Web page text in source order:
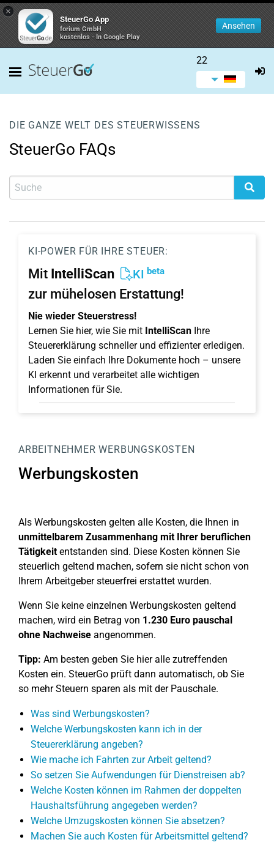
×
SteuerGo App
forium GmbH
kostenlos - In Google Play
Ansehen
22
DIE GANZE WELT DES STEUERWISSENS
SteuerGo FAQs
KI-POWER FÜR IHRE STEUER:
Mit IntelliScan KI beta
zur mühelosen Erstattung!
Nie wieder Steuerstress!
Lernen Sie hier, wie Sie mit IntelliScan Ihre
Steuererklärung schneller und effizienter erledigen.
Laden Sie einfach Ihre Dokumente hoch – unsere
KI erkennt und verarbeitet alle wichtigen
Informationen für Sie.
ARBEITNEHMER WERBUNGSKOSTEN
Werbungskosten
Als Werbungskosten gelten alle Kosten, die Ihnen in
unmittelbarem Zusammenhang mit Ihrer beruflichen
Tätigkeitentstanden sind. Diese Kosten können Sie
steuerlich geltend machen, sofern sie nicht schon von
Ihrem Arbeitgeber steuerfrei erstattet wurden.
Wenn Sie keine einzelnen Werbungskosten geltend
machen, wird ein Betrag von 1.230 Euro pauschal
ohne Nachweise angenommen.
Tipp: Am besten geben Sie hier alle zutreffenden
Kosten ein. SteuerGo prüft dann automatisch, ob Sie
so mehr Steuern sparen als mit der Pauschale.
Was sind Werbungskosten?
Welche Werbungskosten kann ich in der
Steuererklärung angeben?
Wie mache ich Fahrten zur Arbeit geltend?
So setzen Sie Aufwendungen für Dienstreisen ab?
Welche Kosten können im Rahmen der doppelten
Haushaltsführung angegeben werden?
Welche Umzugskosten können Sie absetzen?
Machen Sie auch Kosten für Arbeitsmittel geltend?